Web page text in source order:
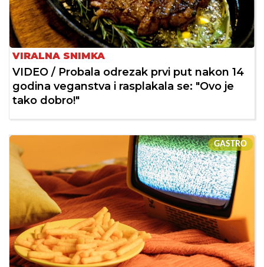
VIRALNA SNIMKA
VIDEO / Probala odrezak prvi put nakon 14
godina veganstva i rasplakala se: "Ovo je
tako dobro!"
GASTRO